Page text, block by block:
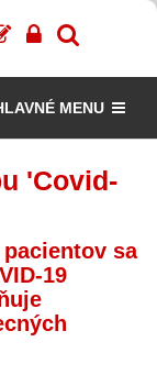
MENU
'Covid-
sa
19